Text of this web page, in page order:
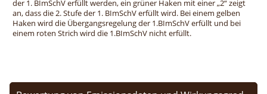
der 1. BImSchV erfüllt werden, ein grüner Haken mit einer „2“ zeigt
an, dass die 2. Stufe der 1. BImSchV erfüllt wird. Bei einem gelben
Haken wird die Übergangsregelung der 1.BImSchV erfüllt und bei
einem roten Strich wird die 1.BImSchV nicht erfüllt.